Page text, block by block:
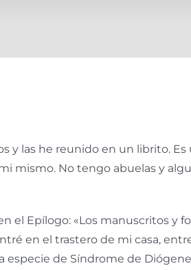
y las he reunido en un librito.
mismo. No tengo abuelas y
el Epí­logo: «Los manuscritos y
en el trastero de mi casa,
especie de Sí­ndrome de